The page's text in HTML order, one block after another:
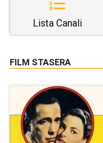
Lista Canali
FILM STASERA